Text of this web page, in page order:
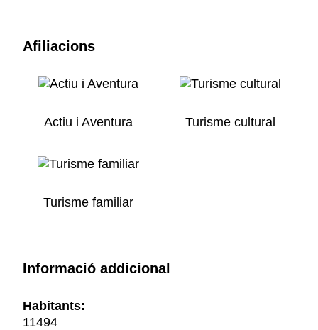
Afiliacions
Actiu i Aventura Turisme cultural
Turisme familiar
Informació addicional
Habitants:
11494